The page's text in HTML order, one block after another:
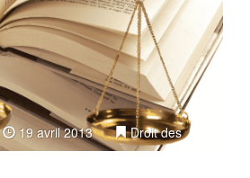
19 avril 2013
Droit des